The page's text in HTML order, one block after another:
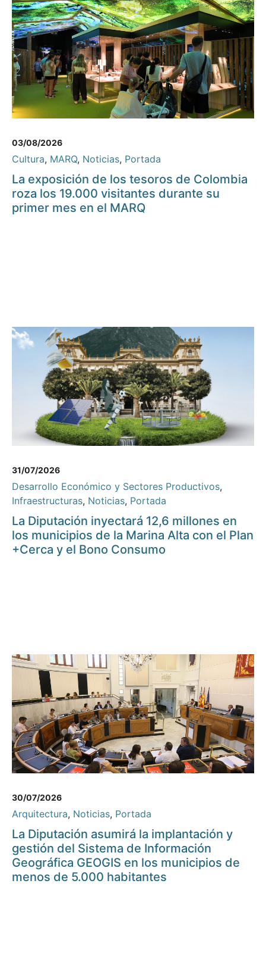
03/08/2026
Cultura, MARQ, Noticias, Portada
La exposición de los tesoros de Colombia
roza los 19.000 visitantes durante su
primer mes en el MARQ
31/07/2026
Desarrollo Económico y Sectores Productivos,
Infraestructuras, Noticias, Portada
La Diputación inyectará 12,6 millones en
los municipios de la Marina Alta con el Plan
+Cerca y el Bono Consumo
30/07/2026
Arquitectura, Noticias, Portada
La Diputación asumirá la implantación y
gestión del Sistema de Información
Geográfica GEOGIS en los municipios de
menos de 5.000 habitantes